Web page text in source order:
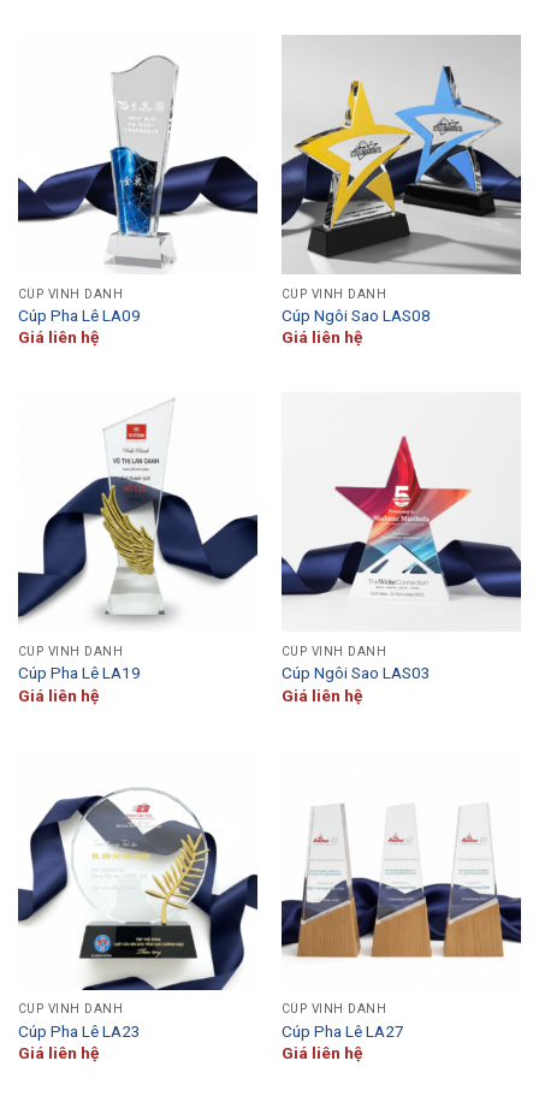
CÚP VINH DANH
Cúp Pha Lê LA09
Giá liên hệ
CÚP VINH DANH
Cúp Ngôi Sao LAS08
Giá liên hệ
CÚP VINH DANH
Cúp Pha Lê LA19
Giá liên hệ
CÚP VINH DANH
Cúp Ngôi Sao LAS03
Giá liên hệ
CÚP VINH DANH
Cúp Pha Lê LA23
Giá liên hệ
CÚP VINH DANH
Cúp Pha Lê LA27
Giá liên hệ